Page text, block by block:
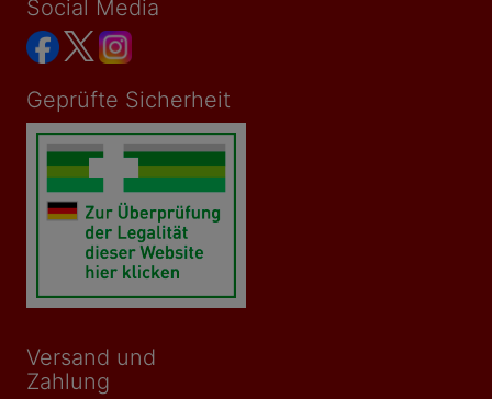
Social Media
Geprüfte Sicherheit
Versand und
Zahlung